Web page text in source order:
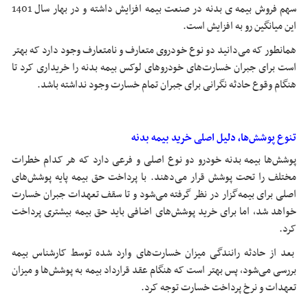
سهم فروش بیمه ی بدنه در صنعت بیمه افزایش داشته و در بهار سال 1401
این میانگین رو به افزایش است.
همانطور که می‌دانید دو نوع خودروی متعارف و نامتعارف وجود دارد که بهتر
است برای جبران خسارت‌های خودروهای لوکس بیمه بدنه را خریداری کرد تا
هنگام وقوع حادثه نگرانی برای جبران تمام خسارت وجود نداشته باشد.
تنوع پوشش‌ها، دلیل اصلی خرید بیمه بدنه
پوشش‌ها بیمه بدنه خودرو دو نوع اصلی و فرعی دارد که هر کدام خطرات
مختلف را تحت پوشش قرار می‌دهند. با پرداخت حق بیمه پایه پوشش‌های
اصلی برای بیمه‌گزار در نظر گرفته می‌شود و تا سقف تعهدات جبران خسارت
خواهد شد، اما برای خرید پوشش‌های اضافی باید حق بیمه بیشتری پرداخت
کرد.
بعد از حادثه رانندگی میزان خسارت‌های وارد شده توسط کارشناس بیمه
بررسی می‌شود، پس بهتر است که هنگام عقد قرارداد بیمه به پوشش‌ها و میزان
تعهدات و نرخ پرداخت خسارت توجه کرد.